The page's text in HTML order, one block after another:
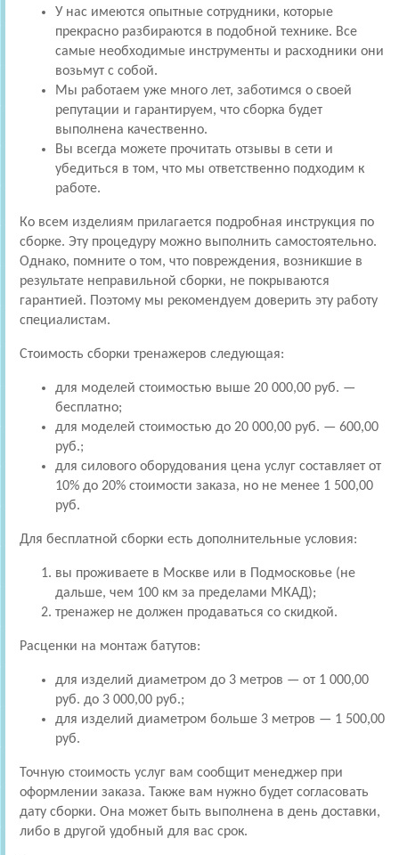
У нас имеются опытные сотрудники, которые
прекрасно разбираются в подобной технике. Все
самые необходимые инструменты и расходники они
возьмут с собой.
Мы работаем уже много лет, заботимся о своей
репутации и гарантируем, что сборка будет
выполнена качественно.
Вы всегда можете прочитать отзывы в сети и
убедиться в том, что мы ответственно подходим к
работе.
Ко всем изделиям прилагается подробная инструкция по
сборке. Эту процедуру можно выполнить самостоятельно.
Однако, помните о том, что повреждения, возникшие в
результате неправильной сборки, не покрываются
гарантией. Поэтому мы рекомендуем доверить эту работу
специалистам.
Стоимость сборки тренажеров следующая:
для моделей стоимостью выше 20 000,00 руб. —
бесплатно;
для моделей стоимостью до 20 000,00 руб. — 600,00
руб.;
для силового оборудования цена услуг составляет от
10% до 20% стоимости заказа, но не менее 1 500,00
руб.
Для бесплатной сборки есть дополнительные условия:
вы проживаете в Москве или в Подмосковье (не
дальше, чем 100 км за пределами МКАД);
тренажер не должен продаваться со скидкой.
Расценки на монтаж батутов:
для изделий диаметром до 3 метров — от 1 000,00
руб. до 3 000,00 руб.;
для изделий диаметром больше 3 метров — 1 500,00
руб.
Точную стоимость услуг вам сообщит менеджер при
оформлении заказа. Также вам нужно будет согласовать
дату сборки. Она может быть выполнена в день доставки,
либо в другой удобный для вас срок.